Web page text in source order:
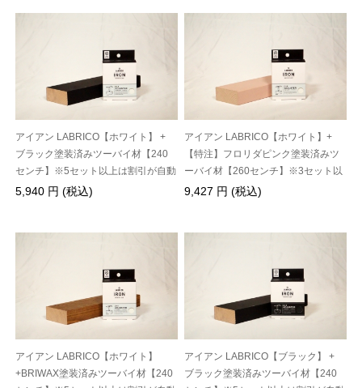
アイアン LABRICO【ホワイト】 +
ブラック塗装済みツーバイ材【240
センチ】※5セット以上は割引が自動
的に適用されます※
5,940 円 (税込)
アイアン LABRICO【ホワイト】+
【特注】フロリダピンク塗装済みツ
ーバイ材【260センチ】※3セット以
上は割引が自動的に適用されます※
9,427 円 (税込)
アイアン LABRICO【ホワイト】
+BRIWAX塗装済みツーバイ材【240
アイアン LABRICO【ブラック】 +
ブラック塗装済みツーバイ材【240